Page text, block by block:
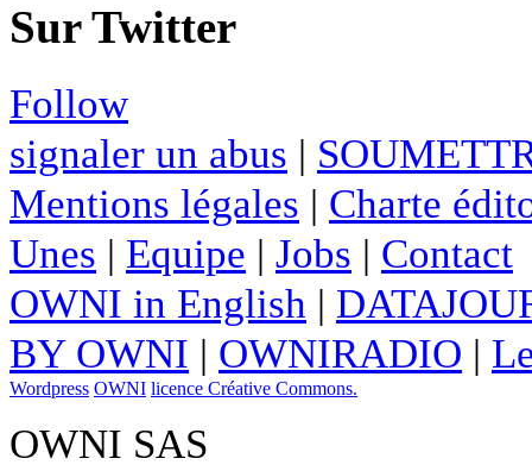
Sur Twitter
Follow
signaler un abus |
Mentions légales | Charte
Unes | Equipe | Jobs | Contact
OWNI in English |
BY OWNI | OWNIRADIO |
Wordpress OWNI licence Créative Commons.
OWNI SAS